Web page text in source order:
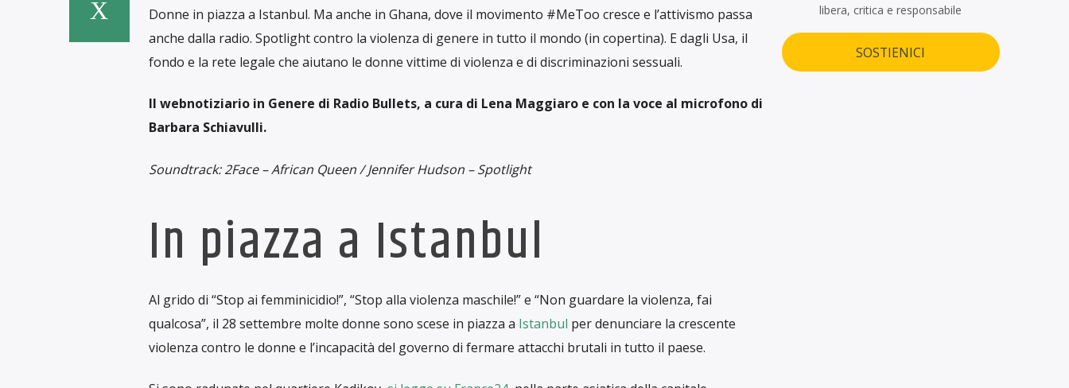
Donne in piazza a Istanbul. Ma anche in Ghana, dove il movimento #MeToo cresce e l’attivismo passa
anche dalla radio. Spotlight contro la violenza di genere in tutto il mondo (in copertina). E dagli Usa, il
fondo e la rete legale che aiutano le donne vittime di violenza e di discriminazioni sessuali.
Il webnotiziario in Genere di Radio Bullets, a cura di Lena Maggiaro e con la voce al microfono di
Barbara Schiavulli.
Soundtrack: 2Face – African Queen / Jennifer Hudson – Spotlight
In piazza a Istanbul
Al grido di “Stop ai femminicidio!”, “Stop alla violenza maschile!” e “Non guardare la violenza, fai
qualcosa”, il 28 settembre molte donne sono scese in piazza a Istanbul per denunciare la crescente
violenza contro le donne e l’incapacità del governo di fermare attacchi brutali in tutto il paese.
libera, critica e responsabile
SOSTIENICI